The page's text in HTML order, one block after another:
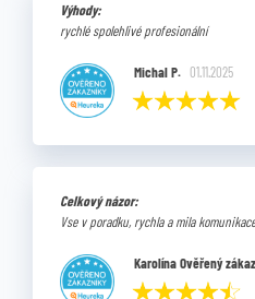
Výhody:
rychlé spolehlivé profesionální
Michal P. 01.11.2025
Celkový názor:
Vse v poradku, rychla a mila komunikace
Karolína Ověřený